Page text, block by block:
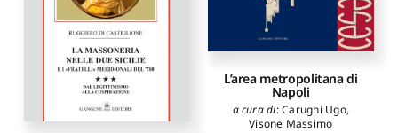
L’area metropolitana di
Napoli
a cura di:Carughi Ugo,
Visone Massimo